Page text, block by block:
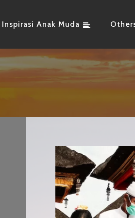
Inspirasi Anak Muda